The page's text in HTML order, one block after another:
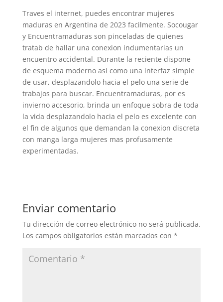
Traves el internet, puedes encontrar mujeres
maduras en Argentina de 2023 facilmente. Socougar
y Encuentramaduras son pinceladas de quienes
tratab de hallar una conexion indumentarias un
encuentro accidental. Durante la reciente dispone
de esquema moderno asi­ como una interfaz simple
de usar, desplazandolo hacia el pelo una serie de
trabajos para buscar. Encuentramaduras, por es
invierno accesorio, brinda un enfoque sobra de toda
la vida desplazandolo hacia el pelo es excelente con
el fin de algunos que demandan la conexion discreta
con manga larga mujeres mas profusamente
experimentadas.
Enviar comentario
Tu dirección de correo electrónico no será publicada.
Los campos obligatorios están marcados con *